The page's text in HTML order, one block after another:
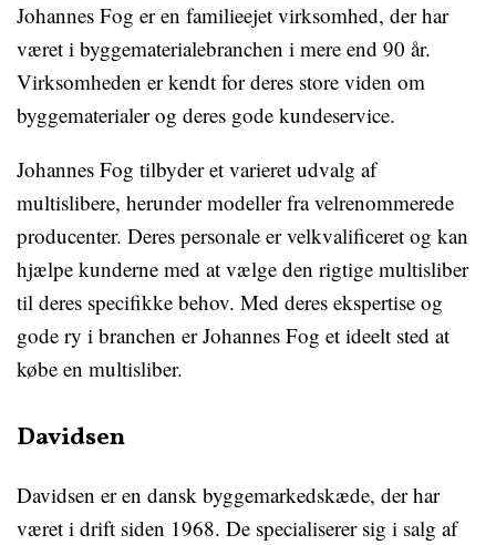
Johannes Fog er en familieejet virksomhed, der har
været i byggematerialebranchen i mere end 90 år.
Virksomheden er kendt for deres store viden om
byggematerialer og deres gode kundeservice.
Johannes Fog tilbyder et varieret udvalg af
multislibere, herunder modeller fra velrenommerede
producenter. Deres personale er velkvalificeret og kan
hjælpe kunderne med at vælge den rigtige multisliber
til deres specifikke behov. Med deres ekspertise og
gode ry i branchen er Johannes Fog et ideelt sted at
købe en multisliber.
Davidsen
Davidsen er en dansk byggemarkedskæde, der har
været i drift siden 1968. De specialiserer sig i salg af